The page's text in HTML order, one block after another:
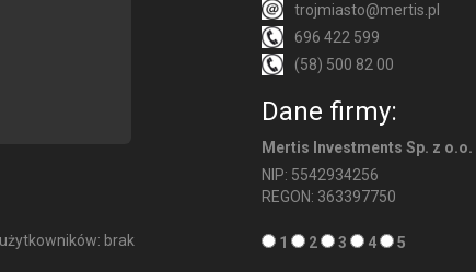
trojmiasto@mertis.pl
696 422 599
(58) 500 82 00
Dane firmy:
Mertis Investments Sp. z o.o.
NIP: 5542934256
REGON: 363397750
brak 1 2 3 4 5